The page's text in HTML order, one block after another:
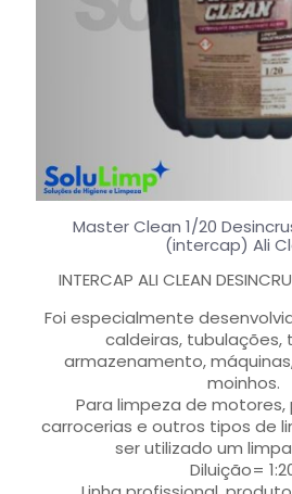
Master Clean 1/20
(intercap) Ali
INTERCAP ALI CLEAN
Foi especialmente
caldeiras, tubulações,
armazenamento,
moinhos.
Para limpeza de motores,
carrocerias e outros tipos de
ser utilizado um
Diluição=